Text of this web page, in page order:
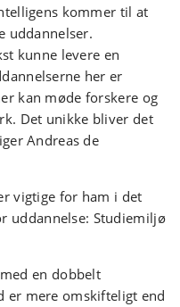
kommer til at
uddannelser.
kunne levere en
her er
kan møde forskere og
Det unikke bliver det
Andreas de
vigtige for ham i det
uddannelse: Studiemiljø
en dobbelt
er mere omskifteligt end